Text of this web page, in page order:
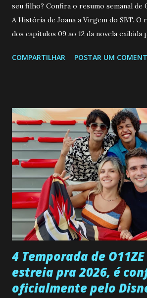
seu filho? Confira o resumo semanal de
A História de Joana a Virgem do SBT. O
dos capitulos 09 ao 12 da novela exibida
a Programação Semanal do SBT de
confessa a Gabriel que ele demonstrou
pessoa que ela tanto desejou durante
entra no quarto de Gabriel e imagina
encontro deles, quando conseguir
Paula sobre a suposta infidelidade de
Rogerio consegue se livrar de todas as
desaparecimento de Francisco,
ter sido vítima da fúria de Gabriel.
que a clínica inseminou por engano
...
COMPARTILHAR POSTAR UM
4 Temporada de
estreia pra 2026, é
oficialmente pelo